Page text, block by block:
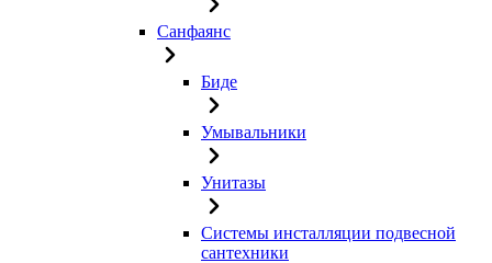
Санфаянс
Биде
Умывальники
Унитазы
Системы инсталляции подвесной
сантехники